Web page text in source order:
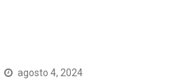
agosto 4, 2024